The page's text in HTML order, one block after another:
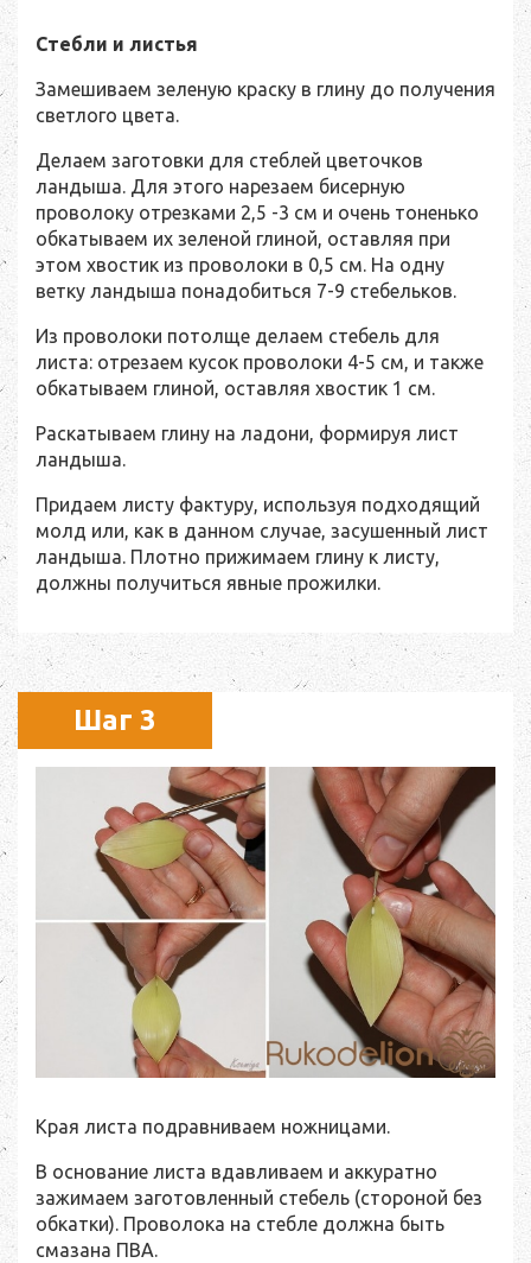
Стебли и листья
Замешиваем зеленую краску в глину до получения
светлого цвета.
Делаем заготовки для стеблей цветочков
ландыша. Для этого нарезаем бисерную
проволоку отрезками 2,5 -3 см и очень тоненько
обкатываем их зеленой глиной, оставляя при
этом хвостик из проволоки в 0,5 см. На одну
ветку ландыша понадобиться 7-9 стебельков.
Из проволоки потолще делаем стебель для
листа: отрезаем кусок проволоки 4-5 см, и также
обкатываем глиной, оставляя хвостик 1 см.
Раскатываем глину на ладони, формируя лист
ландыша.
Придаем листу фактуру, используя подходящий
молд или, как в данном случае, засушенный лист
ландыша. Плотно прижимаем глину к листу,
должны получиться явные прожилки.
Шаг 3
Края листа подравниваем ножницами.
В основание листа вдавливаем и аккуратно
зажимаем заготовленный стебель (стороной без
обкатки). Проволока на стебле должна быть
смазана ПВА.